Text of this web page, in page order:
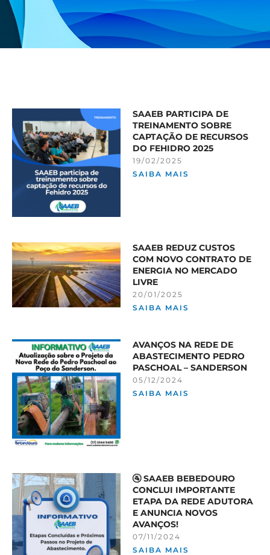
SAAEB PARTICIPA DE
TREINAMENTO SOBRE
CAPTAÇÃO DE RECURSOS
DO FEHIDRO 2025
19/02/2025
SAIBA MAIS
SAAEB REDUZ CUSTOS
COM NOVO CONTRATO DE
ENERGIA NO MERCADO
LIVRE
20/01/2025
SAIBA MAIS
AVANÇOS NA REDE DE
ABASTECIMENTO PEDRO
PASCHOAL – SANDERSON
05/12/2024
SAIBA MAIS
🚰 SAAEB BEBEDOURO
CONCLUI IMPORTANTE
ETAPA DA REDE ADUTORA
E ANUNCIA NOVOS
AVANÇOS!
07/11/2024
SAIBA MAIS